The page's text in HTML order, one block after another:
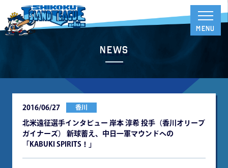
News
2016/06/27 香川
北米遠征選手インタビュー 岸本 淳希 投手（香川オリーブ
ガイナーズ） 新球蓄え、中日一軍マウンドへの
「KABUKI SPIRITS！」